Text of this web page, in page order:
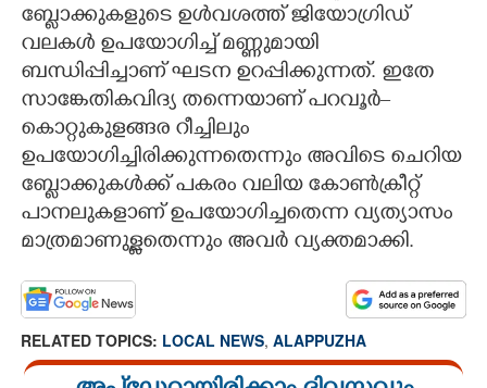
ബ്ലോക്കുകളുടെ ഉൾവശത്ത് ജിയോഗ്രിഡ്
വലകൾ ഉപയോഗിച്ച് മണ്ണുമായി
ബന്ധിപ്പിച്ചാണ് ഘടന ഉറപ്പിക്കുന്നത്. ഇതേ
സാങ്കേതികവിദ്യ തന്നെയാണ് പറവൂർ–
കൊറ്റുകുളങ്ങര റീച്ചിലും
ഉപയോഗിച്ചിരിക്കുന്നതെന്നും അവിടെ ചെറിയ
ബ്ലോക്കുകൾക്ക് പകരം വലിയ കോൺക്രീറ്റ്
പാനലുകളാണ് ഉപയോഗിച്ചതെന്ന വ്യത്യാസം
മാത്രമാണുള്ളതെന്നും അവർ വ്യക്തമാക്കി.
RELATED TOPICS: LOCAL NEWS, ALAPPUZHA